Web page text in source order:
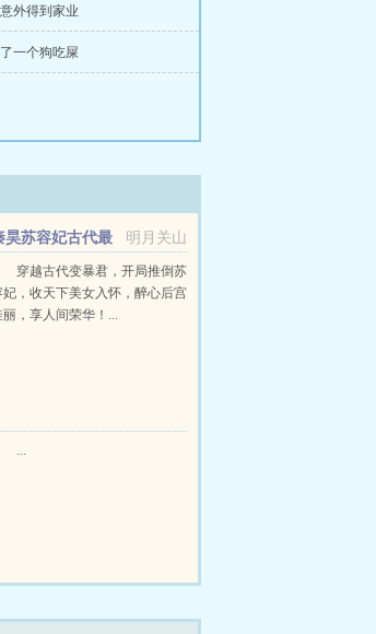
外得到家业
一个狗吃屎
明月关山
昊苏容妃古代最
昏君最新章节在线阅读
穿越古代变暴君，开局推倒苏
妃，收天下美女入怀，醉心后宫
丽，享人间荣华！...
...